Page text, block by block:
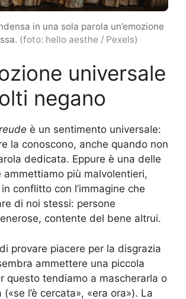
in una sola parola un’emozione
(foto: hello aesthe / Pexels)
universale
negano
è un sentimento universale:
la conoscono, anche quando non
dedicata. Eppure è una delle
ammettiamo più malvolentieri,
conflitto con l’immagine che
di noi stessi: persone
contente del bene altrui.
provare piacere per la disgrazia
ammettere una piccola
questo tendiamo a mascherarla o
l’è cercata», «era ora»). La